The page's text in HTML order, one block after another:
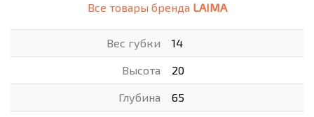
Все товары бренда LAIMA
Вес губки 14
Высота 20
Глубина 65